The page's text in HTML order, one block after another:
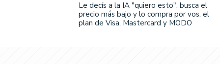
Le decís a la IA "quiero esto", busca el
precio más bajo y lo compra por vos: el
plan de Visa, Mastercard y MODO